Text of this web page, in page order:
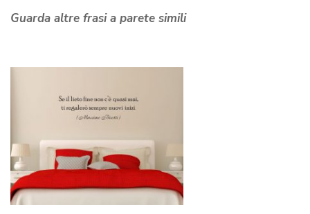
Guarda altre frasi a parete simili